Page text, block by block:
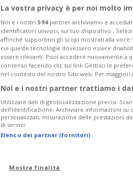
La vostra privacy è per noi molto
Noi e i nostri 594 partner archiviamo e
identificatori univoci, sul tuo dispositivo .
affinché supportino gli scopi mostrati alla
cui queste tecnologie dovessero essere
essere rilevanti. Puoi accedere nuovamente
consenso facendo clic sul link Gestisci le
nel contesto del nostro Sito web. Per
Noi e i nostri partner trattiamo i
Utilizzare dati di geolocalizzazione precisi.
dell’identificazione. Archiviare informazioni
personalizzati, misurazione delle prestazioni
di servizi.
Elenco dei partner (fornitori)
Mostra finalità